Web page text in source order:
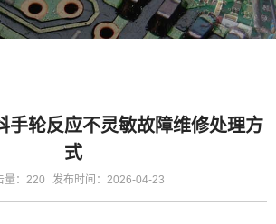
手轮反应不灵敏故障维修处理方
式
量：220 发布时间：2026-04-23